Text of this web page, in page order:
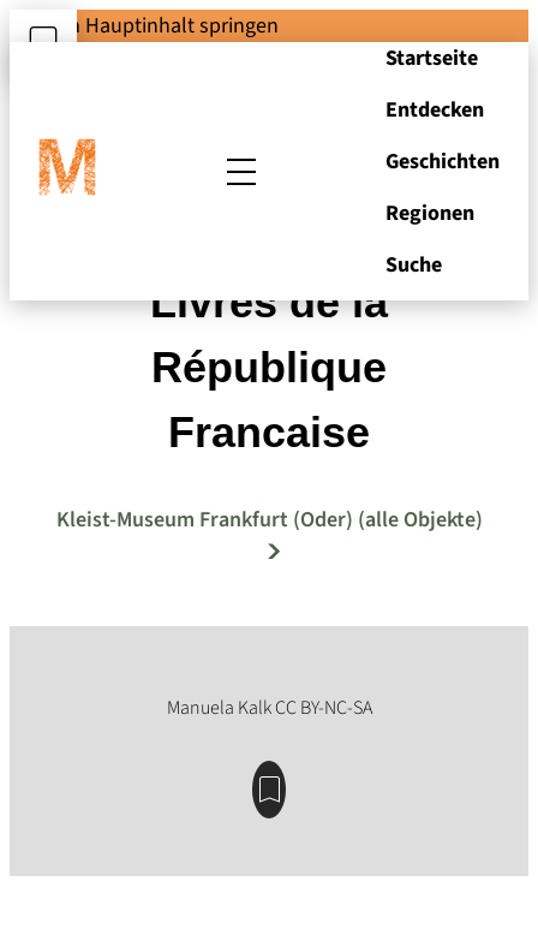
Zum Hauptinhalt springen
Startseite
Entdecken
Geschichten
Regionen
Suche
Assignat über 25
Livres de la
République
Francaise
Kleist-Museum Frankfurt (Oder) (alle Objekte)